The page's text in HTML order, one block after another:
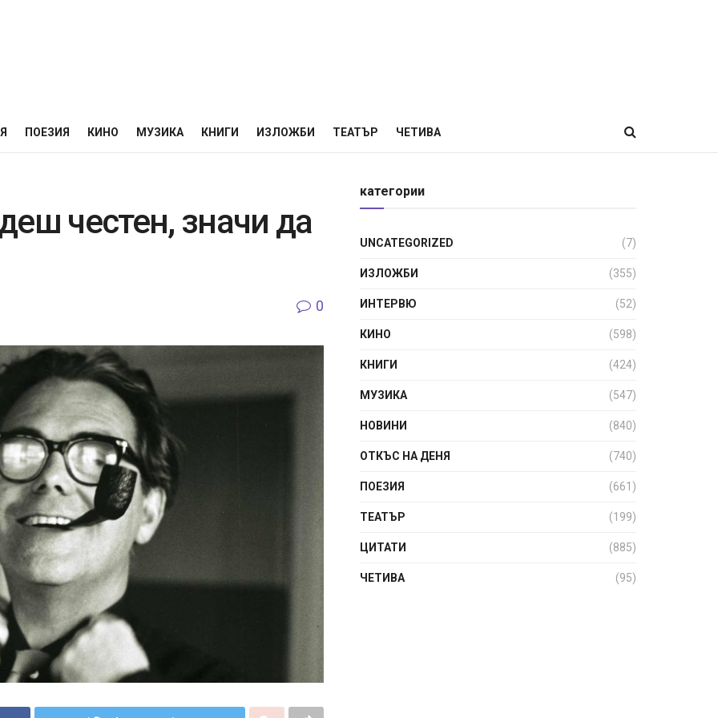
ПОЕЗИЯ КИНО МУЗИКА КНИГИ ИЗЛОЖБИ ТЕАТЪР ЧЕТИВА
честен, значи да
0
категории
UNCATEGORIZED (7)
ИЗЛОЖБИ (355)
ИНТЕРВЮ (52)
КИНО (598)
КНИГИ (424)
МУЗИКА (547)
НОВИНИ (840)
ОТКЪС НА ДЕНЯ (740)
ПОЕЗИЯ (661)
ТЕАТЪР (199)
ЦИТАТИ (885)
ЧЕТИВА (95)